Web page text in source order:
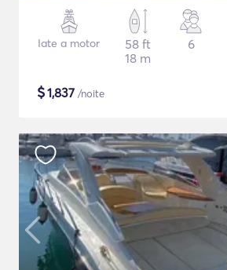
Iate a motor
58 ft
18 m
6
$1,837 /noite